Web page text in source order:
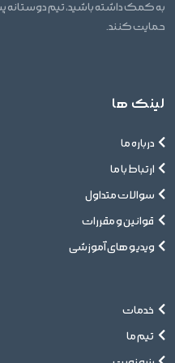
به کمک داشته باشید، تیم دوستانه
حمایت کنند.
لینک ها
درباره ما
ارتباط با ما
سوالات متداول
قوانین و مقررات
ویدیو های آموزشی
خدمات
تیم ما